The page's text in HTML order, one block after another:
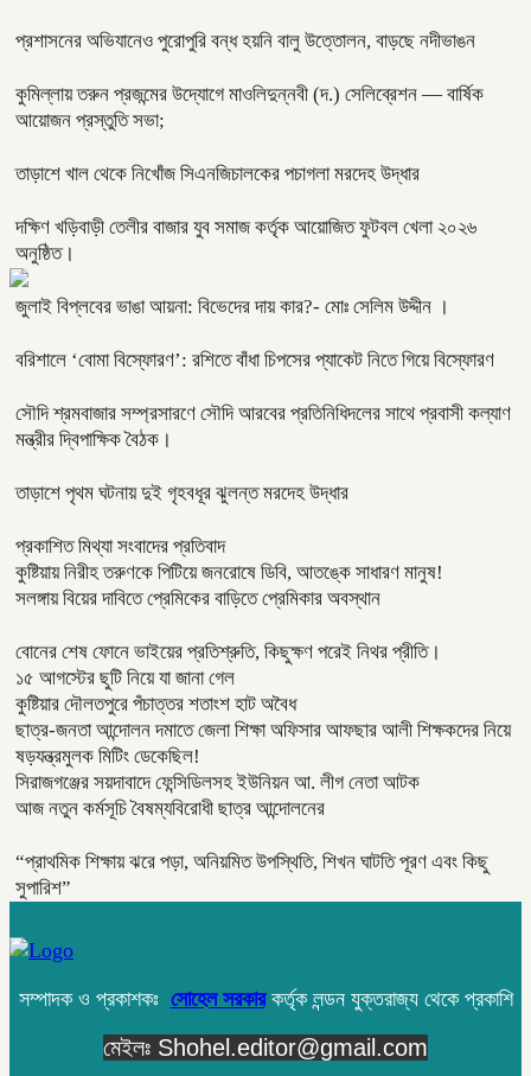
প্রশাসনের অভিযানেও পুরোপুরি বন্ধ হয়নি বালু উত্তোলন, বাড়ছে নদীভাঙন
কুমিল্লায় তরুন প্রজন্মের উদ্যোগে মাওলিদুন্নবী (দ.) সেলিব্রেশন — বার্ষিক
আয়োজন প্রস্তুতি সভা;
তাড়াশে খাল থেকে নিখোঁজ সিএনজিচালকের পচাগলা মরদেহ উদ্ধার
দক্ষিণ খড়িবাড়ী তেলীর বাজার যুব সমাজ কর্তৃক আয়োজিত ফুটবল খেলা ২০২৬
অনুষ্ঠিত।
জুলাই বিপ্লবের ভাঙা আয়না: বিভেদের দায় কার?- মোঃ সেলিম উদ্দীন ।
বরিশালে ‘বোমা বিস্ফোরণ’: রশিতে বাঁধা চিপসের প্যাকেট নিতে গিয়ে বিস্ফোরণ
সৌদি শ্রমবাজার সম্প্রসারণে সৌদি আরবের প্রতিনিধিদলের সাথে প্রবাসী কল্যাণ
মন্ত্রীর দ্বিপাক্ষিক বৈঠক।
তাড়াশে পৃথম ঘটনায় দুই গৃহবধূর ঝুলন্ত মরদেহ উদ্ধার
প্রকাশিত মিথ্যা সংবাদের প্রতিবাদ
কুষ্টিয়ায় নিরীহ তরুণকে পিটিয়ে জনরোষে ডিবি, আতঙ্কে সাধারণ মানুষ!
সলঙ্গায় বিয়ের দাবিতে প্রেমিকের বাড়িতে প্রেমিকার অবস্থান
বোনের শেষ ফোনে ভাইয়ের প্রতিশ্রুতি, কিছুক্ষণ পরেই নিথর প্রীতি।
১৫ আগস্টের ছুটি নিয়ে যা জানা গেল
কুষ্টিয়ার দৌলতপুরে পঁচাত্তর শতাংশ হাট অবৈধ
ছাত্র-জনতা আন্দোলন দমাতে জেলা শিক্ষা অফিসার আফছার আলী শিক্ষকদের নিয়ে
ষড়যন্ত্রমুলক মিটিং ডেকেছিল!
সিরাজগঞ্জের সয়দাবাদে ফেন্সিডিলসহ ইউনিয়ন আ. লীগ নেতা আটক
আজ নতুন কর্মসূচি বৈষম্যবিরোধী ছাত্র আন্দোলনের
“প্রাথমিক শিক্ষায় ঝরে পড়া, অনিয়মিত উপস্থিতি, শিখন ঘাটতি পূরণ এবং কিছু
সুপারিশ”
সম্পাদক ও প্রকাশকঃ সোহেল সরকারকর্তৃক লন্ডন যুক্তরাজ্য থেকে প্রকাশি
মেইলঃ Shohel.editor@gmail.com